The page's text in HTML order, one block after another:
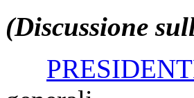
(Discussione